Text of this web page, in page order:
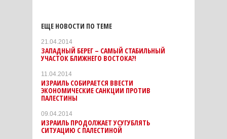
ЕЩЕ НОВОСТИ ПО ТЕМЕ
21.04.2014
ЗАПАДНЫЙ БЕРЕГ – САМЫЙ СТАБИЛЬНЫЙ
УЧАСТОК БЛИЖНЕГО ВОСТОКА?!
11.04.2014
ИЗРАИЛЬ СОБИРАЕТСЯ ВВЕСТИ
ЭКОНОМИЧЕСКИЕ САНКЦИИ ПРОТИВ
ПАЛЕСТИНЫ
09.04.2014
ИЗРАИЛЬ ПРОДОЛЖАЕТ УСУГУБЛЯТЬ
СИТУАЦИЮ С ПАЛЕСТИНОЙ